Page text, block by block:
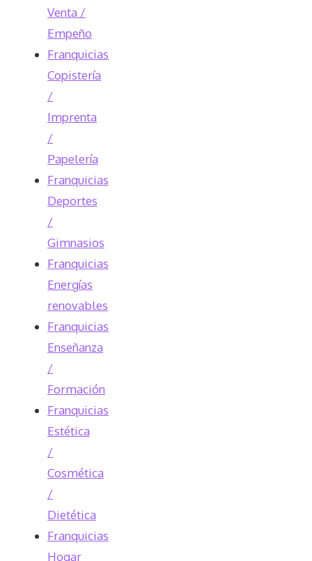
Venta /
Empeño
Franquicias
Copistería
/
Imprenta
/
Papelería
Franquicias
Deportes
/
Gimnasios
Franquicias
Energías
renovables
Franquicias
Enseñanza
/
Formación
Franquicias
Estética
/
Cosmética
/
Dietética
Franquicias
Hogar